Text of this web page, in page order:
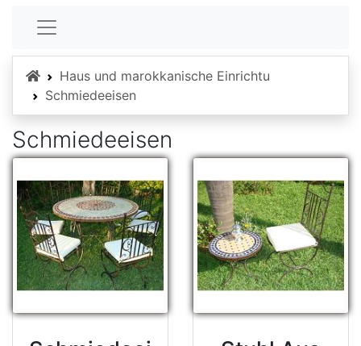
Startseite
Haus und marokkanische Einrichtu
Schmiedeeisen
Schmiedeeisen